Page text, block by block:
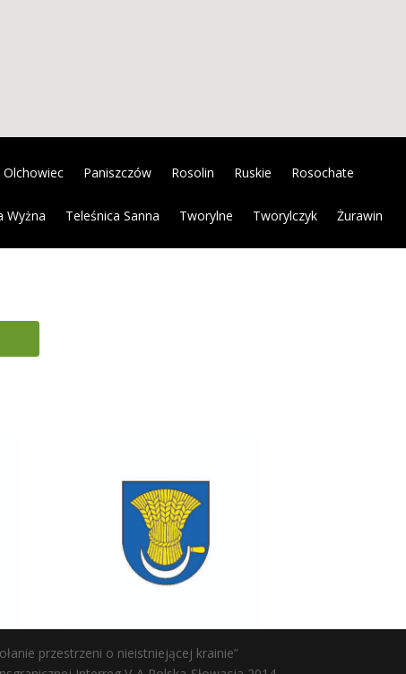
Olchowiec Paniszczów Rosolin Ruskie Rosochate
Wyżna Teleśnica Sanna Tworylne Tworylczyk Żurawin
przestrzeni o nieistniejącej krainie”